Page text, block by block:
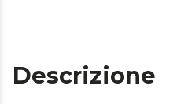
Descrizione